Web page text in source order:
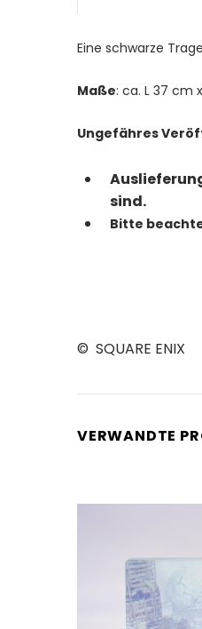
Eine schwarze
Maße: ca. L 37 cm
Ungefähres
sind.
Bitte
© SQUARE ENIX
VERWANDTE